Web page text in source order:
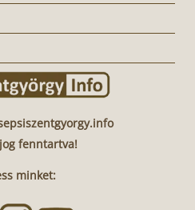
fenntartva!
minket: